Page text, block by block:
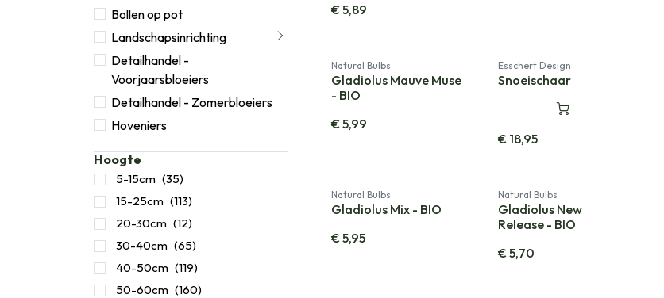
Bollen op pot
Landschapsinrichting
Detailhandel -
Voorjaarsbloeiers
Detailhandel - Zomerbloeiers
Hoveniers
Hoogte
5-15cm (35)
15-25cm (113)
20-30cm (12)
30-40cm (65)
40-50cm (119)
50-60cm (160)
€5,89
Natural Bulbs
Gladiolus Mauve Muse
- BIO
€5,99
Esschert Design
Snoeischaar
€ 18,95
Natural Bulbs
Gladiolus Mix - BIO
€5,95
Natural Bulbs
Gladiolus New
Release - BIO
€5,70